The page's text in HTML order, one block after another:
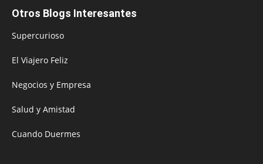
Otros Blogs Interesantes
Supercurioso
El Viajero Feliz
Negocios y Empresa
Salud y Amistad
Cuando Duermes